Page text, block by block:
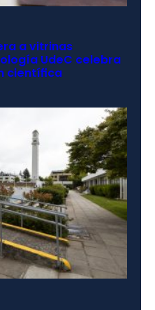
a vitrinas
UdeC celebra
científica